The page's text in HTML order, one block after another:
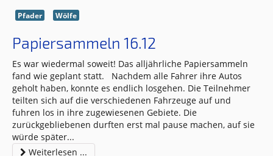
Pfader Wölfe
Papiersammeln 16.12
Es war wiedermal soweit! Das alljährliche Papiersammeln
fand wie geplant statt. Nachdem alle Fahrer ihre Autos
geholt haben, konnte es endlich losgehen. Die Teilnehmer
teilten sich auf die verschiedenen Fahrzeuge auf und
fuhren los in ihre zugewiesenen Gebiete. Die
zurückgebliebenen durften erst mal pause machen, auf sie
würde später...
Weiterlesen ...